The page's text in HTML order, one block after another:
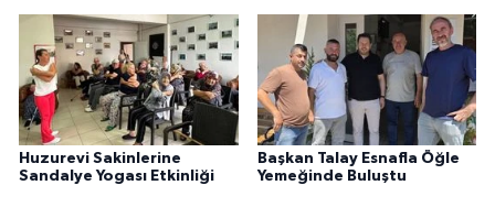
Huzurevi Sakinlerine
Sandalye Yogası Etkinliği
Başkan Talay Esnafla Öğle
Yemeğinde Buluştu